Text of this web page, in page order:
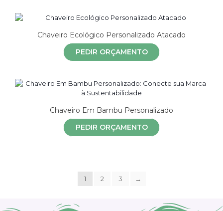
Chaveiro Ecológico Personalizado Atacado
PEDIR ORÇAMENTO
Chaveiro Em Bambu Personalizado
PEDIR ORÇAMENTO
1 2 3 →